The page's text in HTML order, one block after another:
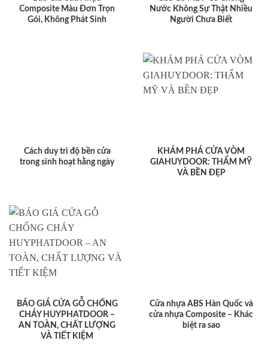
Composite Màu Đơn Trọn
Gói, Không Phát Sinh
Nước Không Sự Thật Nhiều
Người Chưa Biết
Cách duy trì độ bền cửa
trong sinh hoạt hằng ngày
KHÁM PHÁ CỬA VÒM
GIAHUYDOOR: THẨM MỸ
VÀ BỀN ĐẸP
BÁO GIÁ CỬA GỖ CHỐNG
CHÁY HUYPHATDOOR –
AN TOÀN, CHẤT LƯỢNG
VÀ TIẾT KIỆM
Cửa nhựa ABS Hàn Quốc và
cửa nhựa Composite – Khác
biệt ra sao